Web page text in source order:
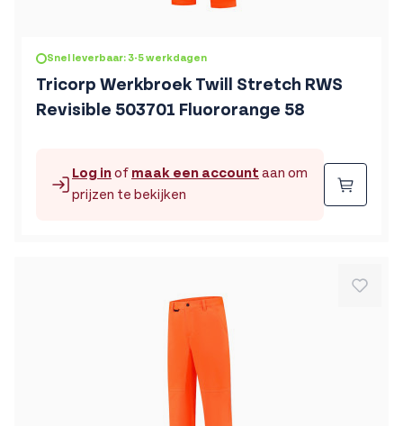
Snel leverbaar: 3-5 werkdagen
Tricorp Werkbroek Twill Stretch RWS
Revisible 503701 Fluororange 58
Log inof maak een account aan om
prijzen te bekijken